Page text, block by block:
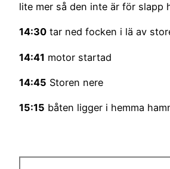
lite mer så den inte är för slapp
14:30 tar ned focken i lä av
14:41 motor startad
14:45 Storen nere
15:15 båten ligger i hemma